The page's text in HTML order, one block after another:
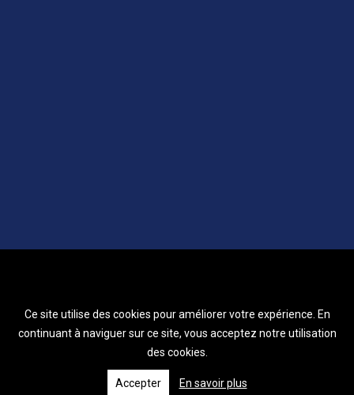
Ce site utilise des cookies pour améliorer votre expérience. En
continuant à naviguer sur ce site, vous acceptez notre utilisation
des cookies.
Accepter En savoir plus